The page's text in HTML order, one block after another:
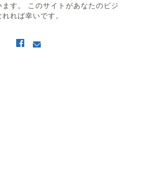
ます。 このサイトがあなたのビジ
れば幸いです。